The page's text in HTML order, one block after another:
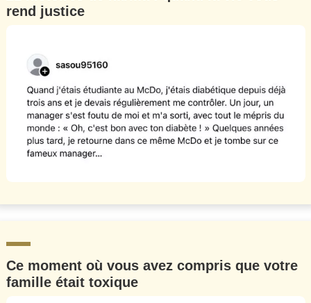
rend justice
Ce moment où vous avez compris que votre
famille était toxique